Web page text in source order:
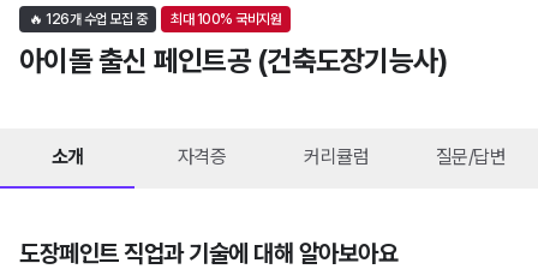
🔥 126개 수업 모집 중 최대100% 국비지원
아이돌 출신 페인트공 (건축도장기능사)
소개 자격증 커리큘럼 질문/답변
도장페인트 직업과 기술에 대해 알아보아요